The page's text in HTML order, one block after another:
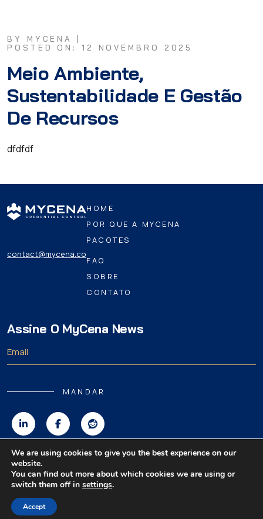
BY MYCENA |
POSTED ON: 12 NOVEMBRO 2025
Meio Ambiente,
Sustentabilidade E Gestão
De Recursos
dfdfdf
contact@mycena.co
HOME
POR QUE A MYCENA
PACOTES
FAQ
SOBRE
CONTATO
Assine O MyCena News
MANDAR
Direitos autorais 2026 MyCena Limited. Todos os direitos reservados.
| Termos e Condições
We are using cookies to give you the best experience on our
website.
You can find out more about which cookies we are using or
switch them off in settings.
Accept